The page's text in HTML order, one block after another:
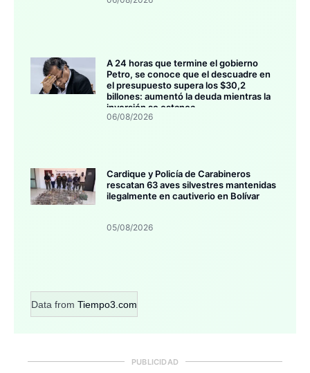
A 24 horas que termine el gobierno
Petro, se conoce que el descuadre en
el presupuesto supera los $30,2
billones: aumentó la deuda mientras la
inversión se estanca
06/08/2026
Cardique y Policía de Carabineros
rescatan 63 aves silvestres mantenidas
ilegalmente en cautiverio en Bolívar
05/08/2026
Data from Tiempo3.com
PUBLICIDAD